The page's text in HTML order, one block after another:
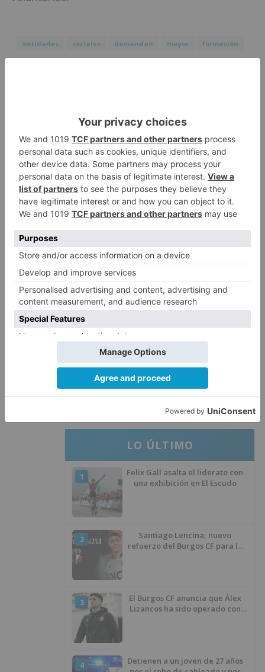
entidades sociales demandan mayor formación
1
Barrio (PSOE) denuncia que la
apertura del Castillo responde a
“una foto” y no a la culminación
del proyecto
2
El poblado de El Encuentro de
Burgos a punto de culminar su
proceso de realojo
3
memoria del pueblo burgalés de
Huérmeces
4
CCOO Burgos tramita más de 200
5
El PSOE denuncia que las
piscinas municipales de Burgos
llevan seis meses sin la
desinfección obligatoria contra
plagas
LO ÚLTIMO
1
Felix Gall asalta el liderato con
una exhibición en El Escudo
2
Santiago Lencina, nuevo
refuerzo del Burgos CF para la
3
El Burgos CF anuncia que Álex
Lizancos ha sido operado con
4
Detienen a un joven de 27 años